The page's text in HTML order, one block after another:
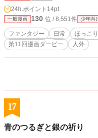
24h.ポイント 14pt
一般漫画 130 位 / 8,551件 少年向
ファンタジー 日常 ほっこり
第11回漫画ダービー
人外
17
青のつるぎと銀の祈り